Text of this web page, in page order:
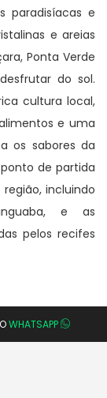
paradisíacas e
e areias
Ponta Verde
do sol.
cultura local,
e uma
os sabores da
de partida
incluindo
e as
pelos recifes
WHATSAPP